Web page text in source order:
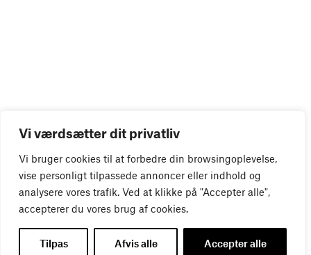
Vi værdsætter dit privatliv
Vi bruger cookies til at forbedre din browsingoplevelse,
vise personligt tilpassede annoncer eller indhold og
analysere vores trafik. Ved at klikke på "Accepter alle",
accepterer du vores brug af cookies.
Tilpas Afvis alle Accepter alle